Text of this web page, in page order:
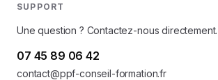
SUPPORT
Une question ? Contactez-nous directement.
07 45 89 06 42
contact@ppf-conseil-formation.fr